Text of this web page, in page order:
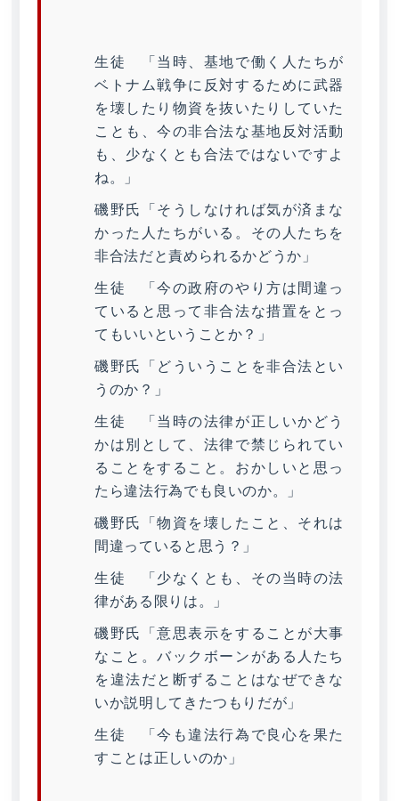
生徒 「当時、基地で働く人たちが
ベトナム戦争に反対するために武器
を壊したり物資を抜いたりしていた
ことも、今の非合法な基地反対活動
も、少なくとも合法ではないですよ
ね。」
磯野氏「そうしなければ気が済まな
かった人たちがいる。その人たちを
非合法だと責められるかどうか」
生徒 「今の政府のやり方は間違っ
ていると思って非合法な措置をとっ
てもいいということか？」
磯野氏「どういうことを非合法とい
うのか？」
生徒 「当時の法律が正しいかどう
かは別として、法律で禁じられてい
ることをすること。おかしいと思っ
たら違法行為でも良いのか。」
磯野氏「物資を壊したこと、それは
間違っていると思う？」
生徒 「少なくとも、その当時の法
律がある限りは。」
磯野氏「意思表示をすることが大事
なこと。バックボーンがある人たち
を違法だと断ずることはなぜできな
いか説明してきたつもりだが」
生徒 「今も違法行為で良心を果た
すことは正しいのか」